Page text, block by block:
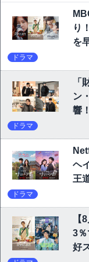
り
を
ドラマ
「
ン
響
ドラマ
ヘ
王
ドラマ
【
3％
好